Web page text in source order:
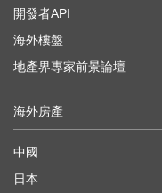
開發者API
海外樓盤
地產界專家前景論壇
海外房產
中國
日本